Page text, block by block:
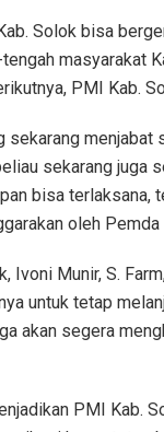
Solok bisa
masyarakat
PMI Kab.
sekarang
sekarang juga
bisa terlaksana,
oleh Pemda
Ivoni Munir, S.
untuk tetap
akan segera
PMI Kab.